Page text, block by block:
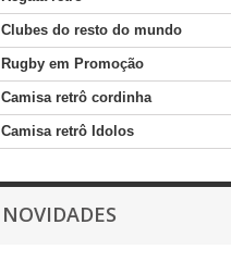
Clubes do resto do mundo
Rugby em Promoção
Camisa retrô cordinha
Camisa retrô Idolos
NOVIDADES